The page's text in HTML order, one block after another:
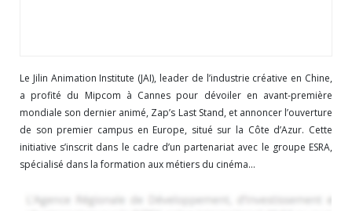
Le Jilin Animation Institute (JAI), leader de l’industrie créative en Chine,
a profité du Mipcom à Cannes pour dévoiler en avant-première
mondiale son dernier animé, Zap’s Last Stand, et annoncer l’ouverture
de son premier campus en Europe, situé sur la Côte d’Azur. Cette
initiative s’inscrit dans le cadre d’un partenariat avec le groupe ESRA,
spécialisé dans la formation aux métiers du cinéma...